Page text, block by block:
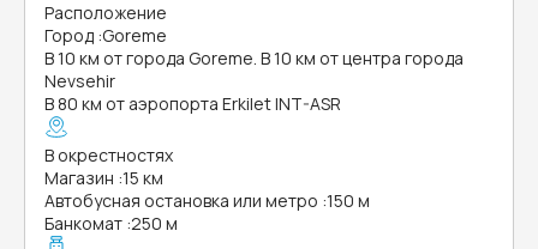
Расположение
Город :Goreme
В 10 км от города Goreme. В 10 км от центра города
Nevsehir
В 80 км от аэропорта Erkilet INT-ASR
В окрестностях
Магазин :15 км
Автобусная остановка или метро :150 м
Банкомат :250 м